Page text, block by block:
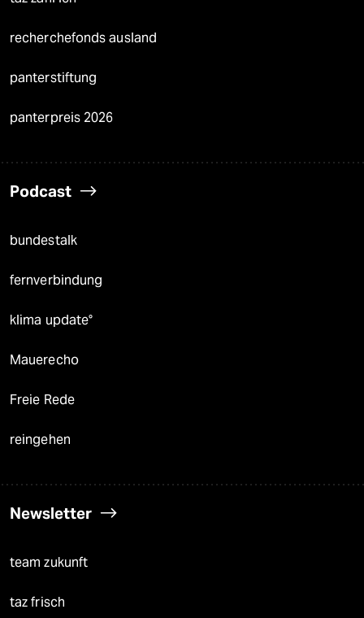
recherchefonds ausland
panterstiftung
panterpreis 2026
Podcast
bundestalk
fernverbindung
klima update°
Mauerecho
Freie Rede
reingehen
Newsletter
team zukunft
taz frisch